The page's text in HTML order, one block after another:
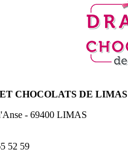
ET CHOCOLATS DE LIMAS
- 69400 LIMAS
52 59